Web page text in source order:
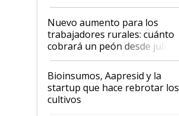
Nuevo aumento para los
trabajadores rurales: cuánto
cobrará un peón desde julio
Bioinsumos, Aapresid y la
startup que hace rebrotar los
cultivos